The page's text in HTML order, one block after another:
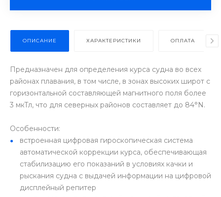
ОПИСАНИЕ ХАРАКТЕРИСТИКИ ОПЛАТА
Предназначен для определения курса судна во всех
районах плавания, в том числе, в зонах высоких широт с
горизонтальной составляющей магнитного поля более
3 мкТл, что для северных районов составляет до 84°N.
Особенности:
встроенная цифровая гироскопическая система
автоматической коррекции курса, обеспечивающая
стабилизацию его показаний в условиях качки и
рыскания судна с выдачей информации на цифровой
дисплейный репитер